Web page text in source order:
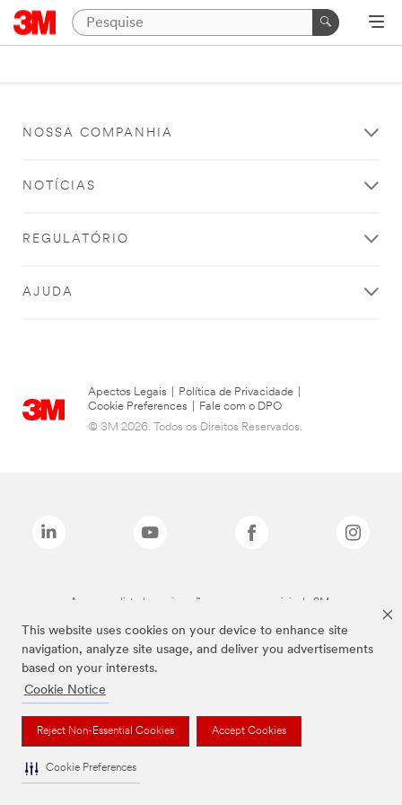
This website uses cookies on your device to enhance site
navigation, analyze site usage, and deliver you advertisements
based on your interests.
Cookie Notice
Reject Non-Essential Cookies Accept Cookies
Cookie Preferences
NOSSA COMPANHIA
NOTÍCIAS
REGULATÓRIO
AJUDA
Apectos Legais Política de Privacidade
Cookie Preferences
Fale com o DPO
© 3M 2026. Todos os Direitos Reservados.
As marcas listadas a cima são marcas comerciais da 3M.